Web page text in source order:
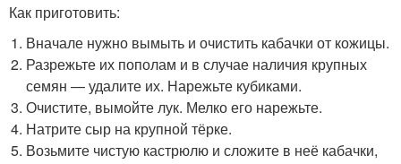
Как приготовить:
Вначале нужно вымыть и очистить кабачки от кожицы.
Разрежьте их пополам и в случае наличия крупных
семян — удалите их. Нарежьте кубиками.
Очистите, вымойте лук. Мелко его нарежьте.
Натрите сыр на крупной тёрке.
Возьмите чистую кастрюлю и сложите в неё кабачки,